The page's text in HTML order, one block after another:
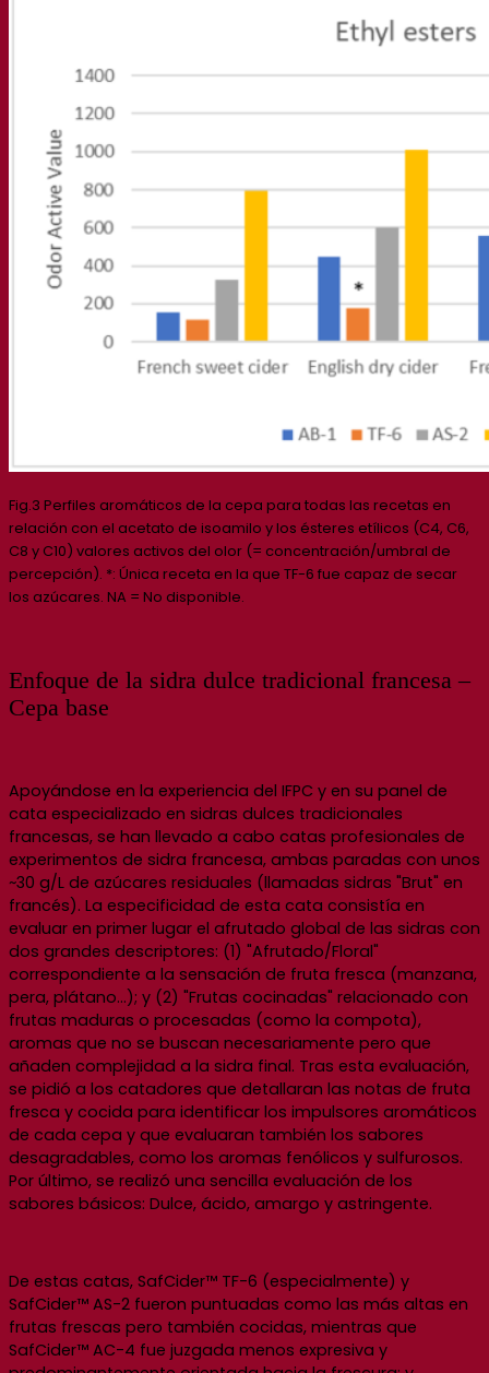
Fig.3 Perfiles aromáticos de la cepa para todas las recetas en
relación con el acetato de isoamilo y los ésteres etílicos (C4, C6,
C8 y C10) valores activos del olor (= concentración/umbral de
percepción). *: Única receta en la que TF-6 fue capaz de secar
los azúcares. NA = No disponible.
Enfoque de la sidra dulce tradicional francesa –
Cepa base
Apoyándose en la experiencia del IFPC y en su panel de
cata especializado en sidras dulces tradicionales
francesas, se han llevado a cabo catas profesionales de
experimentos de sidra francesa, ambas paradas con unos
~30 g/L de azúcares residuales (llamadas sidras "Brut" en
francés). La especificidad de esta cata consistía en
evaluar en primer lugar el afrutado global de las sidras con
dos grandes descriptores: (1) "Afrutado/Floral"
correspondiente a la sensación de fruta fresca (manzana,
pera, plátano…); y (2) "Frutas cocinadas" relacionado con
frutas maduras o procesadas (como la compota),
aromas que no se buscan necesariamente pero que
añaden complejidad a la sidra final. Tras esta evaluación,
se pidió a los catadores que detallaran las notas de fruta
fresca y cocida para identificar los impulsores aromáticos
de cada cepa y que evaluaran también los sabores
desagradables, como los aromas fenólicos y sulfurosos.
Por último, se realizó una sencilla evaluación de los
sabores básicos: Dulce, ácido, amargo y astringente.
De estas catas, SafCider™ TF-6 (especialmente) y
SafCider™ AS-2 fueron puntuadas como las más altas en
frutas frescas pero también cocidas, mientras que
SafCider™ AC-4 fue juzgada menos expresiva y